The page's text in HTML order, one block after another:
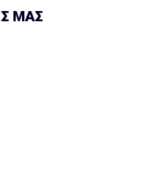
ΜΑΣ
δυσπρόσιτα σημεία,
μας,
με